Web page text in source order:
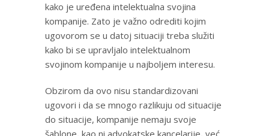
kako je uređena intelektualna svojina
kompanije. Zato je važno odrediti kojim
ugovorom se u datoj situaciji treba služiti
kako bi se upravljalo intelektualnom
svojinom kompanije u najboljem interesu.
Obzirom da ovo nisu standardizovani
ugovori i da se mnogo razlikuju od situacije
do situacije, kompanije nemaju svoje